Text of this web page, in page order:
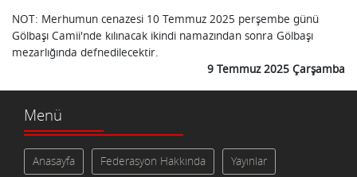
NOT: Merhumun cenazesi 10 Temmuz 2025 perşembe günü
Gölbaşı Camii'nde kılınacak ikindi namazından sonra Gölbaşı
mezarlığında defnedilecektir.
9 Temmuz 2025 Çarşamba
Menü
Anasayfa Federasyon Hakkında Yayınlar